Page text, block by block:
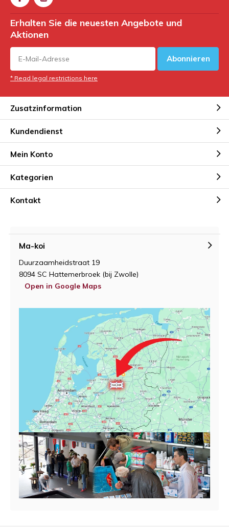
Erhalten Sie die neuesten Angebote und
Aktionen
Abonnieren
* Read legal restrictions here
Zusatzinformation
Kundendienst
Mein Konto
Kategorien
Kontakt
Ma-koi
Duurzaamheidstraat 19
8094 SC Hattemerbroek (bij Zwolle)
Open in Google Maps